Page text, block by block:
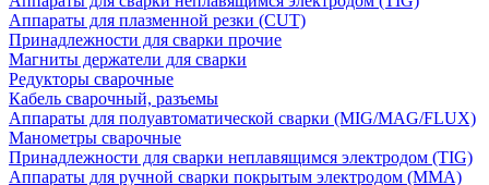
Аппараты для плазменной резки (CUT)
Принадлежности для сварки прочие
Магниты держатели для сварки
Редукторы сварочные
Кабель сварочный, разъемы
Аппараты для полуавтоматической сварки (MIG/MAG/FLUX)
Манометры сварочные
Принадлежности для сварки неплавящимся электродом (TIG)
Аппараты для ручной сварки покрытым электродом (MMA)